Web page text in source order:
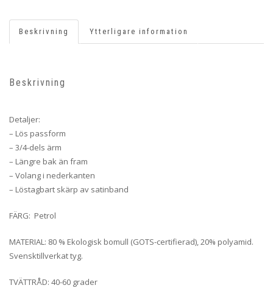
Beskrivning Ytterligare information
Beskrivning
Detaljer:
– Lös passform
– 3/4-dels ärm
– Längre bak än fram
– Volang i nederkanten
– Löstagbart skärp av satinband
FÄRG: Petrol
MATERIAL: 80 % Ekologisk bomull (GOTS-certifierad), 20% polyamid.
Svensktillverkat tyg.
TVÄTTRÅD: 40-60 grader